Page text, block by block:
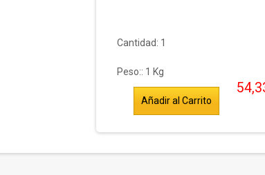
Cantidad: 1
Peso:: 1 Kg